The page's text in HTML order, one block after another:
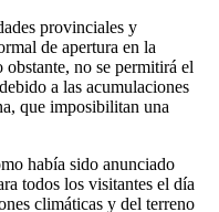
provinciales y
de apertura en la
no se permitirá el
a las acumulaciones
que imposibilitan una
había sido anunciado
todos los visitantes el día
climáticas y del terreno